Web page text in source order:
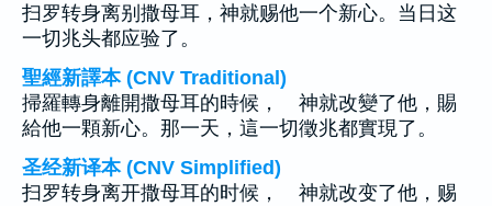
扫罗转身离别撒母耳，神就赐他一个新心。当日这
一切兆头都应验了。
聖經新譯本 (CNV Traditional)
掃羅轉身離開撒母耳的時候， 神就改變了他，賜
給他一顆新心。那一天，這一切徵兆都實現了。
圣经新译本 (CNV Simplified)
扫罗转身离开撒母耳的时候， 神就改变了他，赐